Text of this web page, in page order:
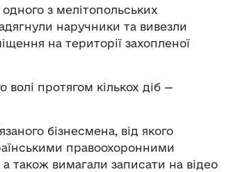
з мелітопольських
наручники та вивезли
на території захопленої
протягом кількох діб —
бізнесмена, від якого
правоохоронними
також вимагали записати на відео